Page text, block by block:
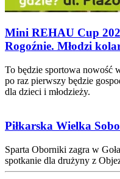
Mini REHAU Cup
Rogoźnie. Młodzi
To będzie sportowa nowość
po raz pierwszy będzie
dla dzieci i młodzieży.
Piłkarska Wielka
Sparta Oborniki zagra w
spotkanie dla drużyny z